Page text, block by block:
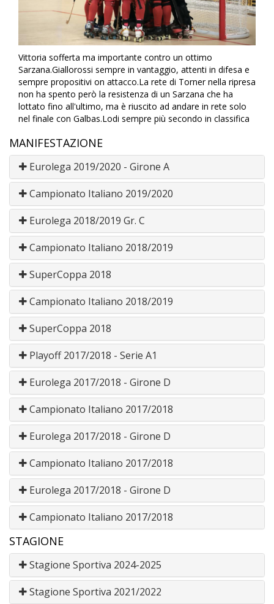
Vittoria sofferta ma importante contro un ottimo
Sarzana.Giallorossi sempre in vantaggio, attenti in difesa e
sempre propositivi on attacco.La rete di Torner nella ripresa
non ha spento però la resistenza di un Sarzana che ha
lottato fino all'ultimo, ma è riuscito ad andare in rete solo
nel finale con Galbas.Lodi sempre più secondo in classifica
MANIFESTAZIONE
Eurolega 2019/2020 - Girone A
Campionato Italiano 2019/2020
Eurolega 2018/2019 Gr. C
Campionato Italiano 2018/2019
SuperCoppa 2018
Campionato Italiano 2018/2019
SuperCoppa 2018
Playoff 2017/2018 - Serie A1
Eurolega 2017/2018 - Girone D
Campionato Italiano 2017/2018
Eurolega 2017/2018 - Girone D
Campionato Italiano 2017/2018
Eurolega 2017/2018 - Girone D
Campionato Italiano 2017/2018
STAGIONE
Stagione Sportiva 2024-2025
Stagione Sportiva 2021/2022